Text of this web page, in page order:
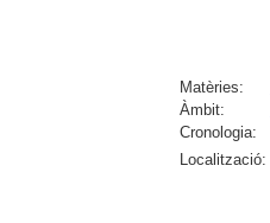
Matèries:
Àmbit:
Cronologia:
Localització: